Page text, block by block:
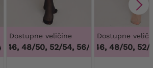
60/62,44/46, 48/50, 52/54, 56/58,
Dostupne veličine
46, 48/50, 52/54, 56/58, 60/62,44/
Dostupne
44/46, 48/50, 52/